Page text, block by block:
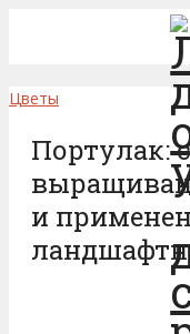
Цветы
Портулак:
и